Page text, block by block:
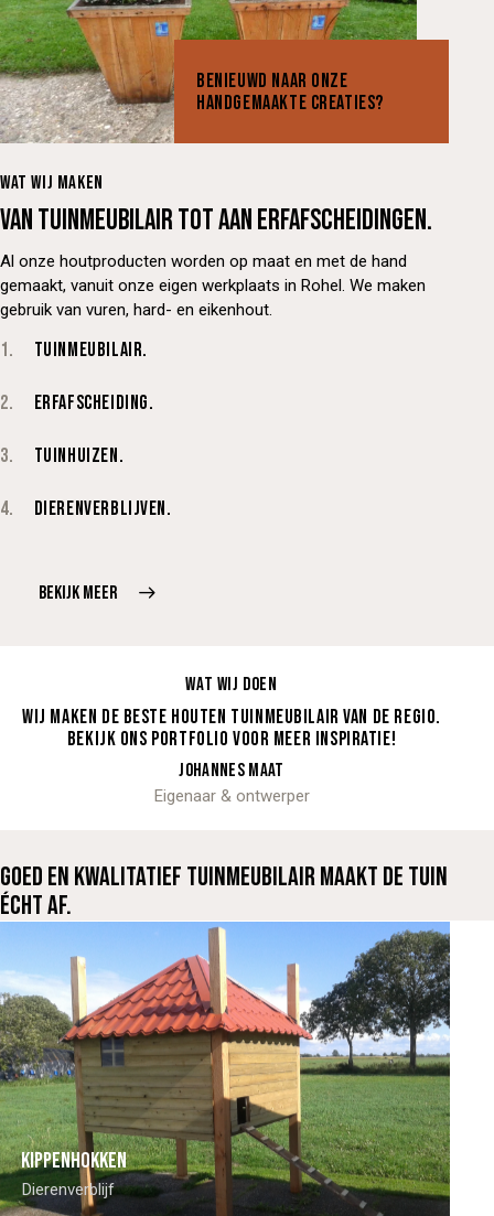
BENIEUWD NAAR ONZE
HANDGEMAAKTE CREATIES?
WAT WIJ MAKEN
VAN TUINMEUBILAIR TOT AAN ERFAFSCHEIDINGEN.
Al onze houtproducten worden op maat en met de hand
gemaakt, vanuit onze eigen werkplaats in Rohel. We maken
gebruik van vuren, hard- en eikenhout.
1. TUINMEUBILAIR.
2. ERFAFSCHEIDING.
3. TUINHUIZEN.
4. DIERENVERBLIJVEN.
BEKIJK MEER
WAT WIJ DOEN
WIJ MAKEN DE BESTE HOUTEN TUINMEUBILAIR VAN DE REGIO.
BEKIJK ONS PORTFOLIO VOOR MEER INSPIRATIE!
JOHANNES MAAT
Eigenaar & ontwerper
GOED EN KWALITATIEF TUINMEUBILAIR MAAKT DE TUIN
ÉCHT AF.
Kippenhokken
Dierenverblijf